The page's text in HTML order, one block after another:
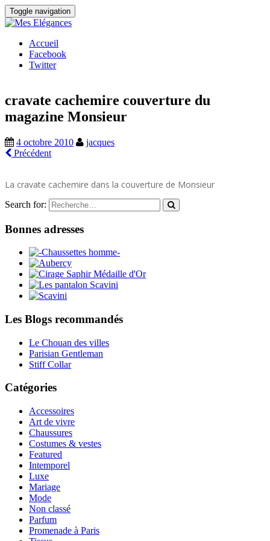
Toggle navigation
Accueil
Facebook
Twitter
cravate cachemire couverture du
magazine Monsieur
4 octobre 2010
jacques
Précédent
La cravate cachemire dans la couverture de Monsieur
Search for:
Bonnes adresses
Les Blogs recommandés
Le Chouan des villes
Parisian Gentleman
Stiff Collar
Catégories
Accessoires
Art de vivre
Chaussures
Costumes & vestes
Featured
Intemporel
Luxe
Mariage
Mode
Non classé
Parfum
Promenade à Paris